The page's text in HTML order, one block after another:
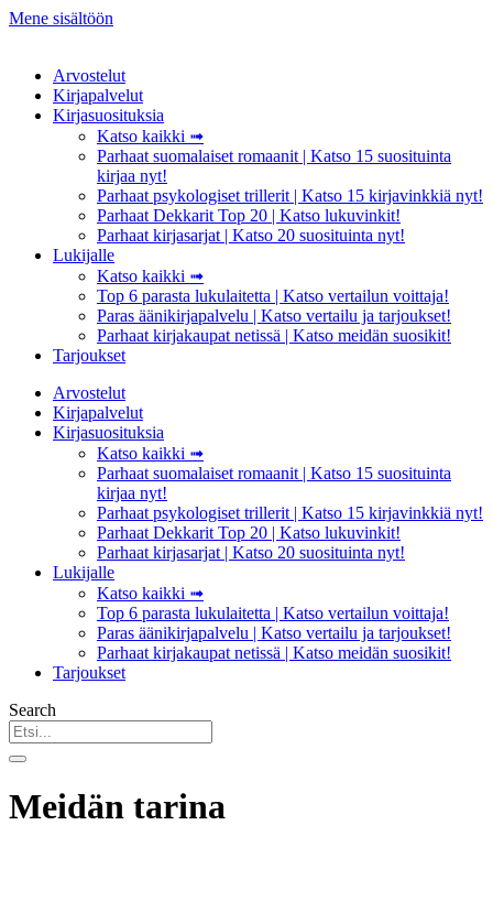
Mene sisältöön
Arvostelut
Kirjapalvelut
Kirjasuosituksia
Katso kaikki ➟
Parhaat suomalaiset romaanit | Katso 15 suosituinta
kirjaa nyt!
Parhaat psykologiset trillerit | Katso 15 kirjavinkkiä nyt!
Parhaat Dekkarit Top 20 | Katso lukuvinkit!
Parhaat kirjasarjat | Katso 20 suosituinta nyt!
Lukijalle
Katso kaikki ➟
Top 6 parasta lukulaitetta | Katso vertailun voittaja!
Paras äänikirjapalvelu | Katso vertailu ja tarjoukset!
Parhaat kirjakaupat netissä | Katso meidän suosikit!
Tarjoukset
Arvostelut
Kirjapalvelut
Kirjasuosituksia
Katso kaikki ➟
Parhaat suomalaiset romaanit | Katso 15 suosituinta
kirjaa nyt!
Parhaat psykologiset trillerit | Katso 15 kirjavinkkiä nyt!
Parhaat Dekkarit Top 20 | Katso lukuvinkit!
Parhaat kirjasarjat | Katso 20 suosituinta nyt!
Lukijalle
Katso kaikki ➟
Top 6 parasta lukulaitetta | Katso vertailun voittaja!
Paras äänikirjapalvelu | Katso vertailu ja tarjoukset!
Parhaat kirjakaupat netissä | Katso meidän suosikit!
Tarjoukset
Search
Meidän tarina